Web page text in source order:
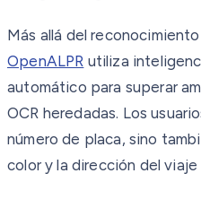
Más allá del
OpenALPR utiliza
automático para superar
OCR heredadas. Los
número de placa, sino
color y la dirección del